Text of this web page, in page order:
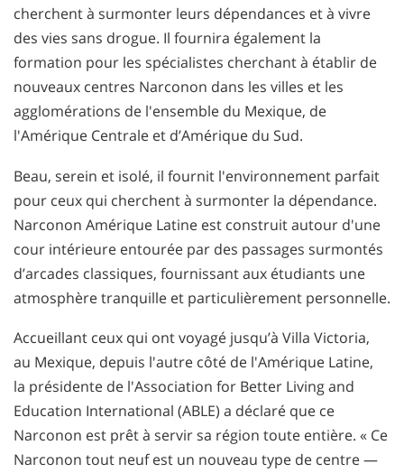
cherchent à surmonter leurs dépendances et à vivre
des vies sans drogue. Il fournira également la
formation pour les spécialistes cherchant à établir de
nouveaux centres Narconon dans les villes et les
agglomérations de l'ensemble du Mexique, de
l'Amérique Centrale et d’Amérique du Sud.
Beau, serein et isolé, il fournit l'environnement parfait
pour ceux qui cherchent à surmonter la dépendance.
Narconon Amérique Latine est construit autour d'une
cour intérieure entourée par des passages surmontés
d’arcades classiques, fournissant aux étudiants une
atmosphère tranquille et particulièrement personnelle.
Accueillant ceux qui ont voyagé jusqu’à Villa Victoria,
au Mexique, depuis l'autre côté de l'Amérique Latine,
la présidente de l'Association for Better Living and
Education International (ABLE) a déclaré que ce
Narconon est prêt à servir sa région toute entière. « Ce
Narconon tout neuf est un nouveau type de centre —